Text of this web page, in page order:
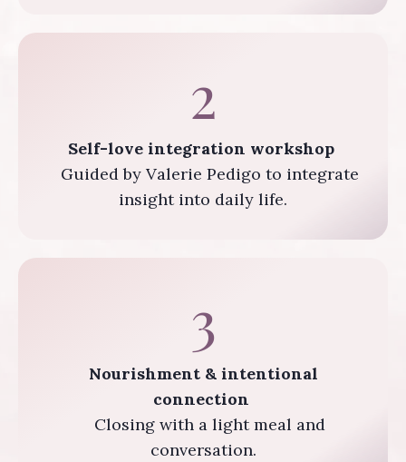
2
Self-love integration workshop
Guided by Valerie Pedigo to integrate
insight into daily life.
3
Nourishment & intentional
connection
Closing with a light meal and
conversation.